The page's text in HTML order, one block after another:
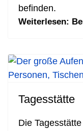
befinden.
Weiterlesen:
Tagesstätte
Die